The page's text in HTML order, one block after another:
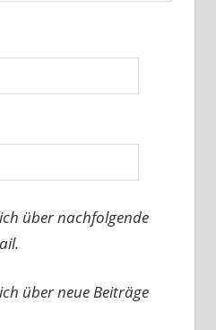
über nachfolgende
über neue Beiträge